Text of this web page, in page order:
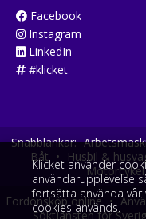
Facebook
Instagram
LinkedIn
#klicket
Snabblänkar:
Båt • Husbil &
Fordonsköp online •
Söktjänsten för
Klicket använder
användarupplevelse
fortsätta använda
cookies används.